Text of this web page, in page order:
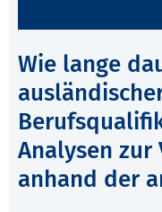
Wie lange
Analysen zur
anhand der